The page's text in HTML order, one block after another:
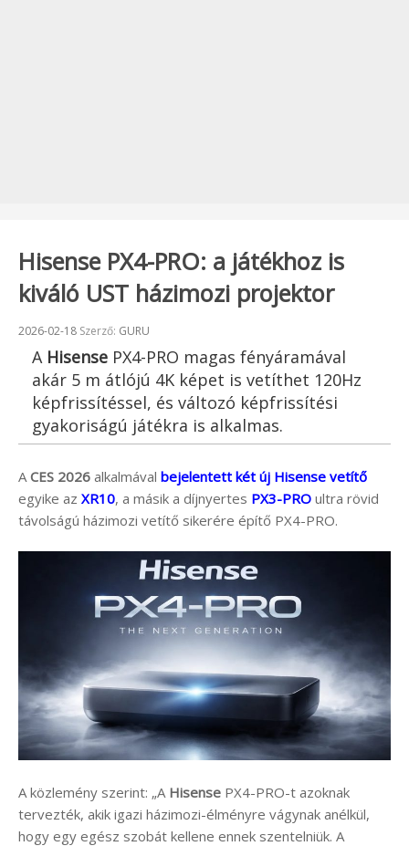
Hisense PX4-PRO: a játékhoz is
kiváló UST házimozi projektor
Beküldve:
2026-02-18 Szerző: GURU
A Hisense PX4-PRO magas fényáramával
akár 5 m átlójú 4K képet is vetíthet 120Hz
képfrissítéssel, és változó képfrissítési
gyakoriságú játékra is alkalmas.
A CES 2026 alkalmával bejelentett két új Hisense vetítő
egyike az XR10, a másik a díjnyertes PX3-PRO ultra rövid
távolságú házimozi vetítő sikerére építő PX4-PRO.
A közlemény szerint: „A Hisense PX4-PRO-t azoknak
tervezték, akik igazi házimozi-élményre vágynak anélkül,
hogy egy egész szobát kellene ennek szentelniük. A